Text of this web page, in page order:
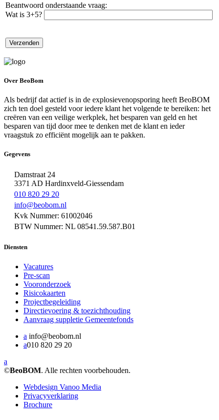
Beantwoord onderstaande vraag:
Wat is 3+5?
Over BeoBom
Als bedrijf dat actief is in de explosievenopsporing heeft BeoBOM
zich ten doel gesteld voor iedere klant het volgende te bereiken: het
creëren van een veilige werkplek, het besparen van geld en het
besparen van tijd door mee te denken met de klant en ieder
vraagstuk zo efficiënt mogelijk aan te pakken.
Gegevens
Damstraat 24
3371 AD Hardinxveld-Giessendam
010 820 29 20
info@beobom.nl
Kvk Nummer: 61002046
BTW Nummer: NL 08541.59.587.B01
Diensten
Vacatures
Pre-scan
Vooronderzoek
Risicokaarten
Projectbegeleiding
Directievoering & toezichthouding
Aanvraag suppletie Gemeentefonds
a info@beobom.nl
a010 820 29 20
a
©BeoBOM. Alle rechten voorbehouden.
Webdesign Vanoo Media
Privacyverklaring
Brochure